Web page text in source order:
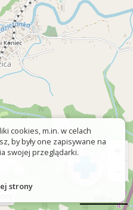
cookies, m.in. w celach
by były one zapisywane na
swojej przeglądarki.
strony